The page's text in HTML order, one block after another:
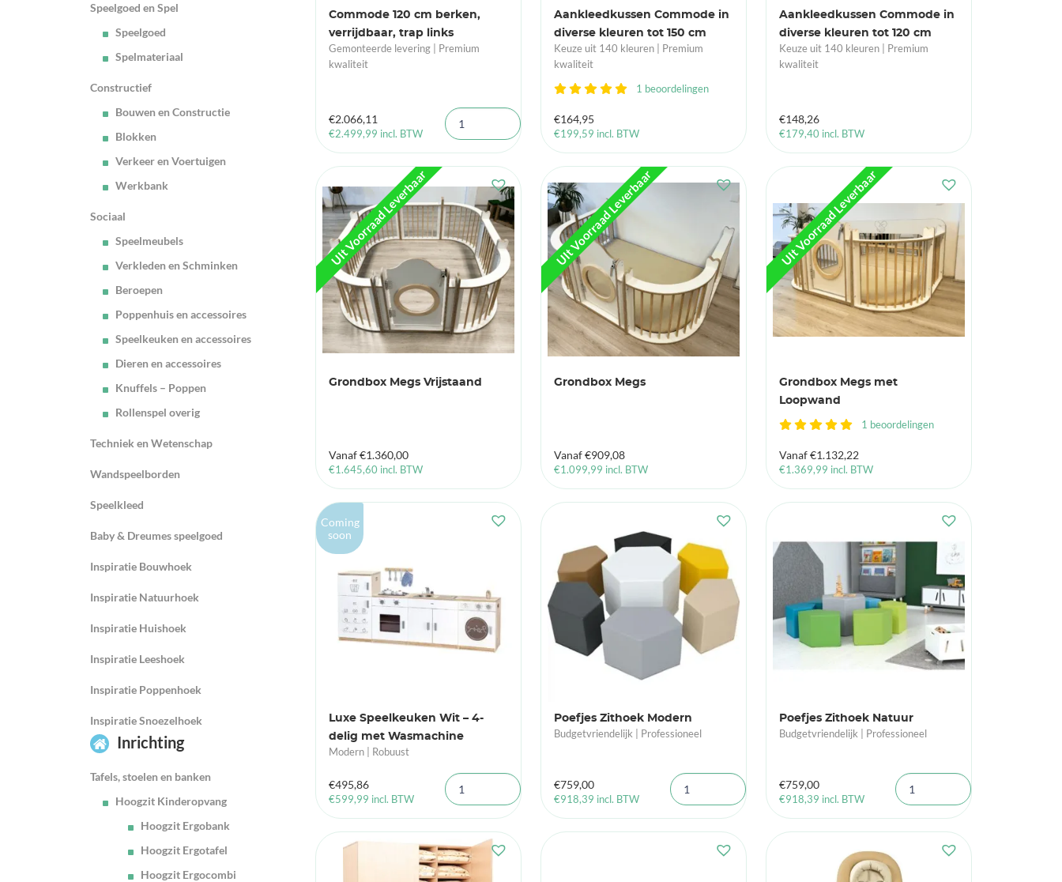
Speelgoed en Spel
Speelgoed
Spelmateriaal
Constructief
Bouwen en Constructie
Blokken
Verkeer en Voertuigen
Werkbank
Sociaal
Speelmeubels
Verkleden en Schminken
Beroepen
Poppenhuis en accessoires
Speelkeuken en accessoires
Dieren en accessoires
Knuffels – Poppen
Rollenspel overig
Techniek en Wetenschap
Wandspeelborden
Speelkleed
Baby & Dreumes speelgoed
Inspiratie Bouwhoek
Inspiratie Natuurhoek
Inspiratie Huishoek
Inspiratie Leeshoek
Inspiratie Poppenhoek
Inspiratie Snoezelhoek
Inrichting
Tafels, stoelen en banken
Hoogzit Kinderopvang
Hoogzit Ergobank
Hoogzit Ergotafel
Hoogzit Ergocombi
Commode 120 cm berken,
verrijdbaar, trap links
Gemonteerde levering | Premium
kwaliteit
€2.066,11
€2.499,99 incl. BTW
Aankleedkussen Commode in
diverse kleuren tot 150 cm
Keuze uit 140 kleuren | Premium
kwaliteit
1 beoordelingen
€164,95
€199,59 incl. BTW
Aankleedkussen Commode in
diverse kleuren tot 120 cm
Keuze uit 140 kleuren | Premium
kwaliteit
€148,26
€179,40 incl. BTW
UIt Voorraad Leverbaar
Grondbox Megs Vrijstaand
Vanaf€1.360,00
€1.645,60 incl. BTW
UIt Voorraad Leverbaar
Grondbox Megs
Vanaf€909,08
€1.099,99 incl. BTW
UIt Voorraad Leverbaar
Grondbox Megs met
Loopwand
1 beoordelingen
Vanaf€1.132,22
€1.369,99 incl. BTW
Coming
soon
Luxe Speelkeuken Wit – 4-
delig met Wasmachine
Modern | Robuust
€495,86
€599,99 incl. BTW
Poefjes Zithoek Modern
Budgetvriendelijk | Professioneel
€759,00
€918,39 incl. BTW
Poefjes Zithoek Natuur
Budgetvriendelijk | Professioneel
€759,00
€918,39 incl. BTW